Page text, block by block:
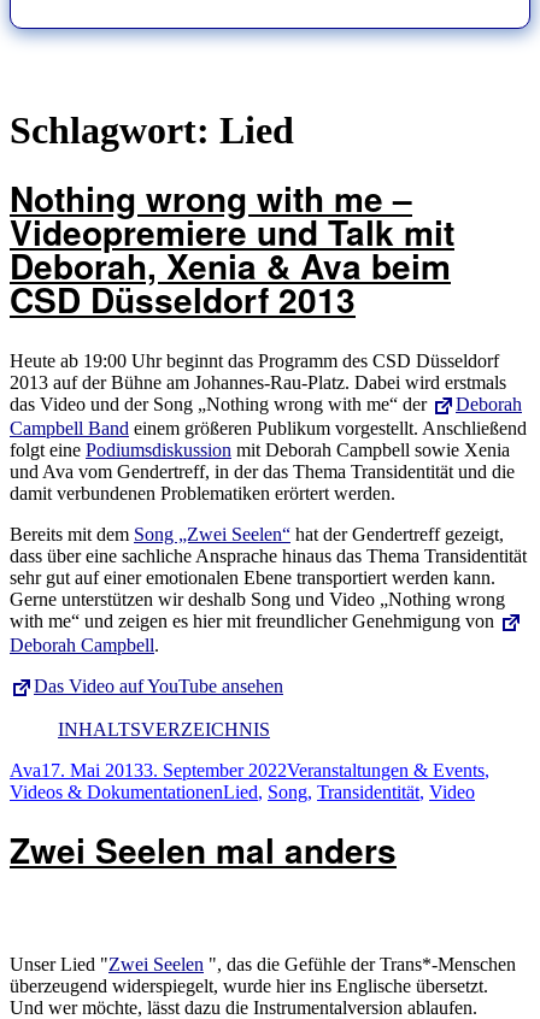
Schlagwort: Lied
Nothing wrong with me –
Videopremiere und Talk mit
Deborah, Xenia & Ava beim
CSD Düsseldorf 2013
Heute ab 19:00 Uhr beginnt das Programm des CSD Düsseldorf
2013 auf der Bühne am Johannes-Rau-Platz. Dabei wird erstmals
das Video und der Song „Nothing wrong with me“ der
Deborah
Campbell Band einem größeren Publikum vorgestellt. Anschließend
folgt eine Podiumsdiskussion mit Deborah Campbell sowie Xenia
und Ava vom Gendertreff, in der das Thema Transidentität und die
damit verbundenen Problematiken erörtert werden.
Bereits mit dem Song „Zwei Seelen“ hat der Gendertreff gezeigt,
dass über eine sachliche Ansprache hinaus das Thema Transidentität
sehr gut auf einer emotionalen Ebene transportiert werden kann.
Gerne unterstützen wir deshalb Song und Video „Nothing wrong
with me“ und zeigen es hier mit freundlicher Genehmigung von
Deborah Campbell.
Das Video auf YouTube ansehen
INHALTSVERZEICHNIS
Autor
AvaVeröffentlicht
am
17. Mai 20133. September 2022Kategorien
Veranstaltungen & Events,
Videos & DokumentationenSchlagwörter
Lied, Song, Transidentität, Video
Zwei Seelen mal anders
Unser Lied "Zwei Seelen ", das die Gefühle der Trans*-Menschen
überzeugend widerspiegelt, wurde hier ins Englische übersetzt.
Und wer möchte, lässt dazu die Instrumentalversion ablaufen.